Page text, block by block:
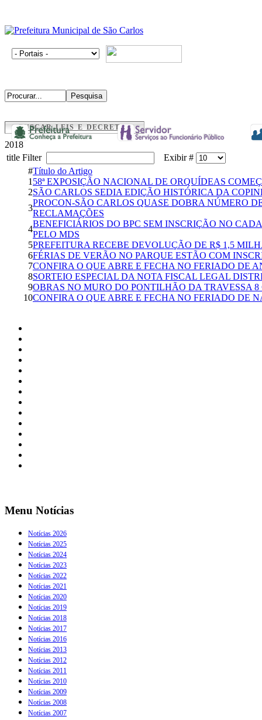
BUSCAR LEIS E DECRETOS
2018
title Filter
Exibir #
#Título do Artigo
1 58ª EXPOSIÇÃO NACIONAL DE ORQUÍDEAS
2SÃO CARLOS SEDIA EDIÇÃO HISTÓRICA DA
3
PROCON-SÃO CARLOS QUASE DOBRA NÚMERO
RECLAMAÇÕES
4
BENEFICIÁRIOS DO BPC SEM INSCRIÇÃO NO
PELO MDS
5PREFEITURA RECEBE DEVOLUÇÃO DE R$ 1,5
6FÉRIAS DE VERÃO NO PARQUE ESTÃO COM
7CONFIRA O QUE ABRE E FECHA NO FERIADO DE
8SORTEIO ESPECIAL DA NOTA FISCAL LEGAL
9OBRAS NO MURO DO PONTILHÃO DA TRAVESSA
10CONFIRA O QUE ABRE E FECHA NO FERIADO DE
Menu Notícias
Notícias 2026
Notícias 2025
Notícias 2024
Notícias 2023
Notícias 2022
Notícias 2021
Notícias 2020
Notícias 2019
Notícias 2018
Notícias 2017
Notícias 2016
Notícias 2013
Notícias 2012
Notícias 2011
Notícias 2010
Notícias 2009
Notícias 2008
Notícias 2007